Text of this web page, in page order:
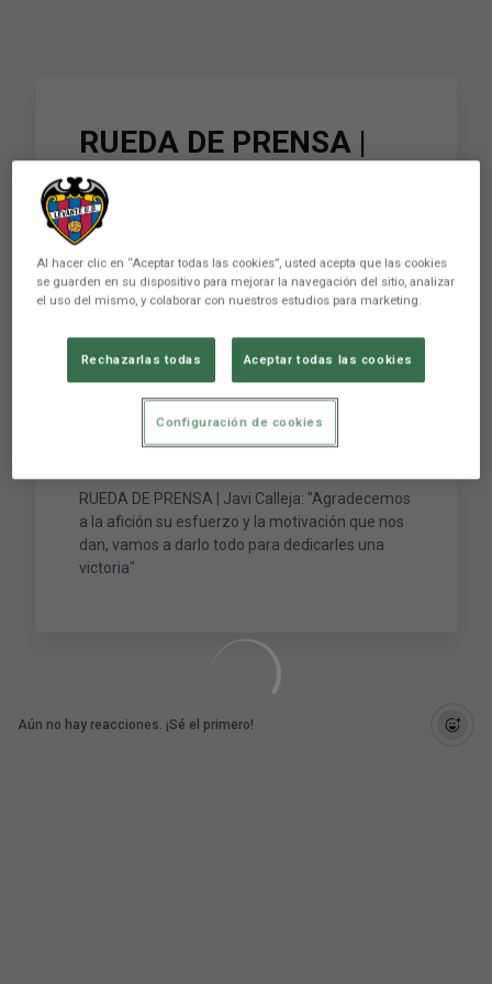
RUEDA DE PRENSA |
Javi Calleja:
"Agradecemos a la
afición su esfuerzo y la
motivación que nos
dan, vamos a darlo
todo para dedicarles
una victoria"
RUEDA DE PRENSA | Javi Calleja: "Agradecemos
a la afición su esfuerzo y la motivación que nos
dan, vamos a darlo todo para dedicarles una
victoria"
Aún no hay reacciones. ¡Sé el primero!
Al hacer clic en “Aceptar todas las cookies”, usted acepta que las cookies
se guarden en su dispositivo para mejorar la navegación del sitio, analizar
el uso del mismo, y colaborar con nuestros estudios para marketing.
Rechazarlas todas Aceptar todas las cookies
Configuración de cookies